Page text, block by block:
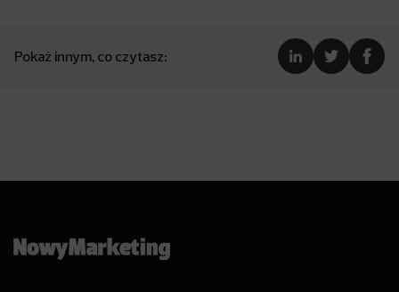
Pokaż innym, co czytasz: